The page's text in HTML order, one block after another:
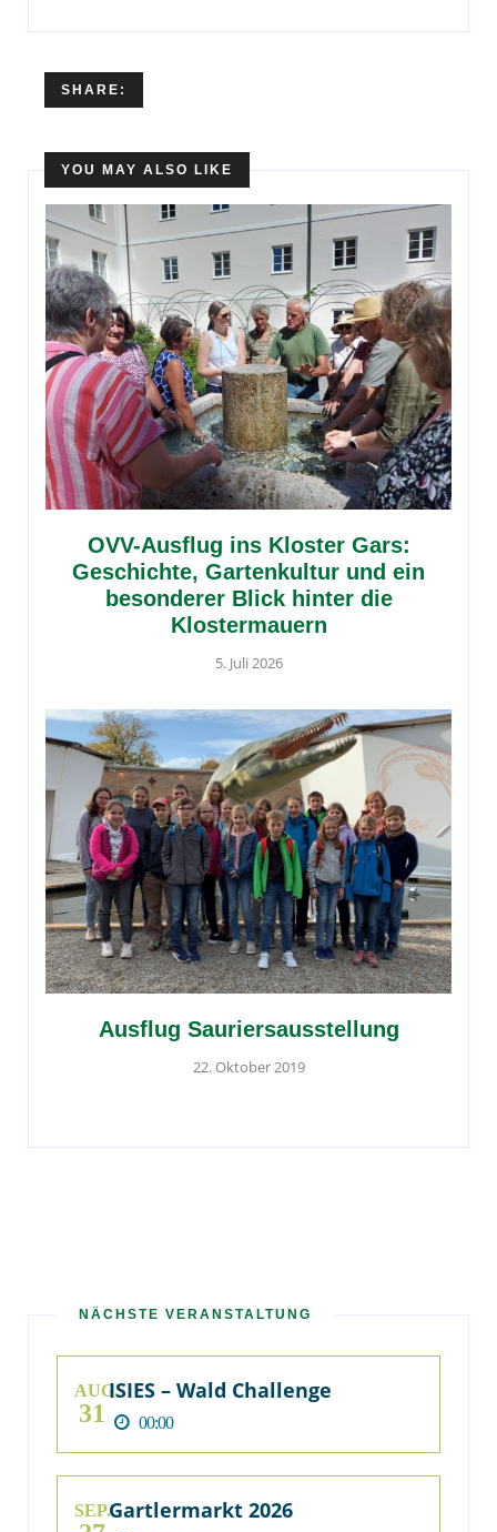
SHARE:
YOU MAY ALSO LIKE
OVV-Ausflug ins Kloster Gars:
Geschichte, Gartenkultur und ein
besonderer Blick hinter die
Klostermauern
5. Juli 2026
Ausflug Sauriersausstellung
22. Oktober 2019
NÄCHSTE VERANSTALTUNG
AUG.
31
ISIES – Wald Challenge
00:00
SEP.Gartlermarkt 2026